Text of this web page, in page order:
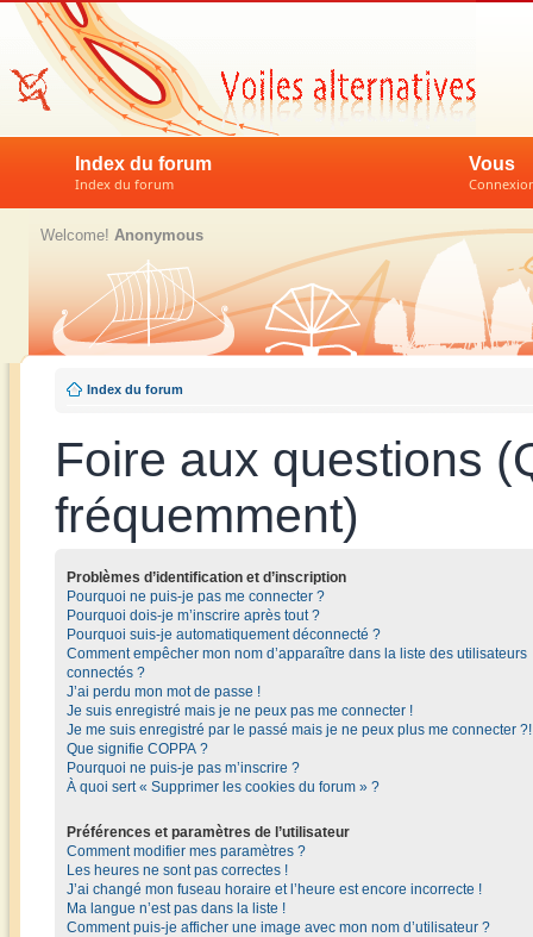
Index du forum
Index du forum
Vous
Welcome! Anonymous
Index du forum
Foire aux questions
fréquemment)
Problèmes d’identification et d’inscription
Pourquoi ne puis-je pas me connecter ?
Pourquoi dois-je m’inscrire après tout ?
Pourquoi suis-je automatiquement déconnecté ?
Comment empêcher mon nom d’apparaître dans la liste des utilisateurs
connectés ?
J’ai perdu mon mot de passe !
Je suis enregistré mais je ne peux pas me connecter !
Je me suis enregistré par le passé mais je ne peux plus me connecter ?!
Que signifie COPPA ?
Pourquoi ne puis-je pas m’inscrire ?
À quoi sert « Supprimer les cookies du forum » ?
Préférences et paramètres de l’utilisateur
Comment modifier mes paramètres ?
Les heures ne sont pas correctes !
J’ai changé mon fuseau horaire et l’heure est encore incorrecte !
Ma langue n’est pas dans la liste !
Comment puis-je afficher une image avec mon nom d’utilisateur ?